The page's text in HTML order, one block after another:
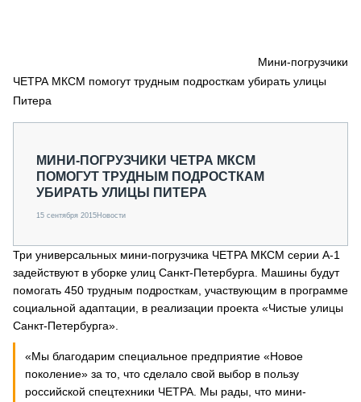
СПЕЦПРОЕКТЫ
МЕРОПРИЯТИЯ
СТАТЬИ ПО КАТЕГОРИЯМ ТЕХНИКИ
Мини-погрузчики
ЧЕТРА МКСМ помогут трудным подросткам убирать улицы
Питера
МИНИ-ПОГРУЗЧИКИ ЧЕТРА МКСМ
ПОМОГУТ ТРУДНЫМ ПОДРОСТКАМ
УБИРАТЬ УЛИЦЫ ПИТЕРА
15 сентября 2015Новости
Три универсальных мини-погрузчика ЧЕТРА МКСМ серии А-1
задействуют в уборке улиц Санкт-Петербурга. Машины будут
помогать 450 трудным подросткам, участвующим в программе
социальной адаптации, в реализации проекта «Чистые улицы
Санкт-Петербурга».
«Мы благодарим специальное предприятие «Новое
поколение» за то, что сделало свой выбор в пользу
российской спецтехники ЧЕТРА. Мы рады, что мини-